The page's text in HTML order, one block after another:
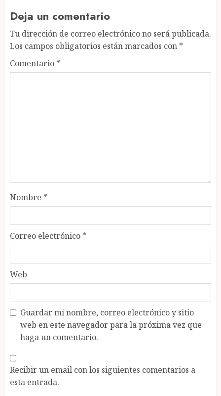
Deja un comentario
Tu dirección de correo electrónico no será publicada.
Los campos obligatorios están marcados con *
Comentario *
Nombre *
Correo electrónico *
Web
Guardar mi nombre, correo electrónico y sitio
web en este navegador para la próxima vez que
haga un comentario.
Recibir un email con los siguientes comentarios a
esta entrada.